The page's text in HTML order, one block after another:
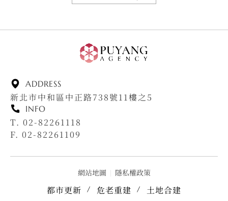
ADDRESS
新北市中和區中正路738號11樓之5
INFO
T. 02-82261118
F. 02-82261109
網站地圖 隱私權政策
都市更新 危老重建 土地合建